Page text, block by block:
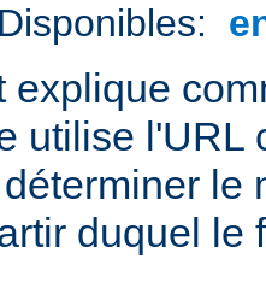
explique
utilise l'URL
le
duquel le